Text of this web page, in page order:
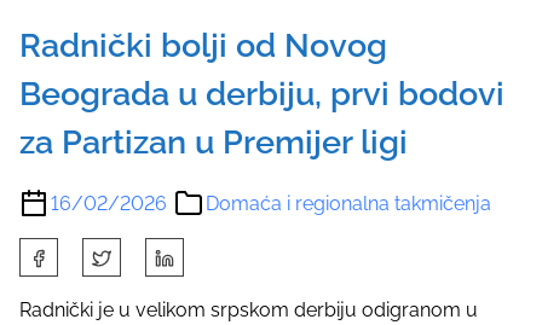
Radnički bolji od Novog
Beograda u derbiju, prvi bodovi
za Partizan u Premijer ligi
16/02/2026 Domaća i regionalna takmičenja
h
a
Radnički je u velikom srpskom derbiju odigranom u